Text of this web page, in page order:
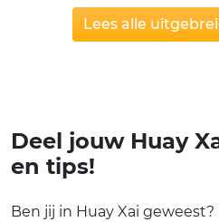
Lees alle
Deel jouw Huay
en tips!
Ben jij in Huay Xai